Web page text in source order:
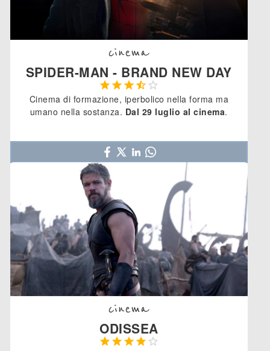
cinema
SPIDER-MAN - BRAND NEW DAY
    
Cinema di formazione, iperbolico nella forma ma
umano nella sostanza. Dal 29 luglio al cinema.
cinema
ODISSEA
    